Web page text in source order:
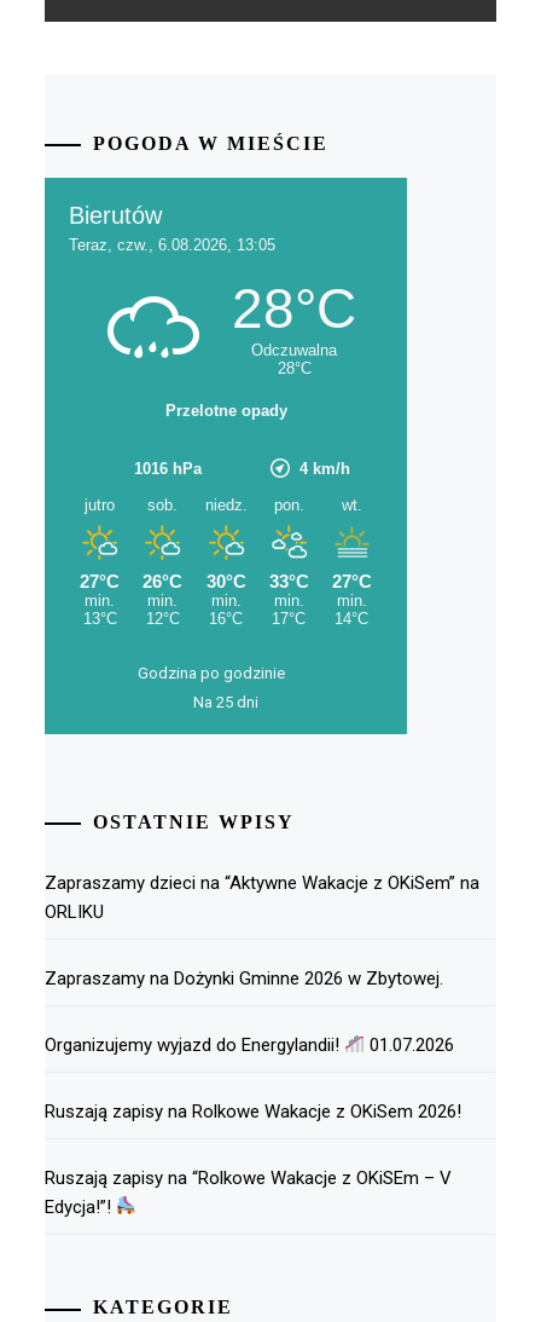
POGODA W MIEŚCIE
Godzina po godzinie
Na 25 dni
OSTATNIE WPISY
Zapraszamy dzieci na “Aktywne Wakacje z OKiSem” na
ORLIKU
Zapraszamy na Dożynki Gminne 2026 w Zbytowej.
Organizujemy wyjazd do Energylandii! 01.07.2026
Ruszają zapisy na Rolkowe Wakacje z OKiSem 2026!
Ruszają zapisy na “Rolkowe Wakacje z OKiSEm – V
Edycja!”!
KATEGORIE